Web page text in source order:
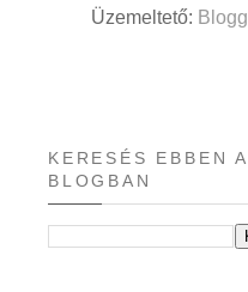
Üzemeltető:
KERESÉS EBBEN A
BLOGBAN